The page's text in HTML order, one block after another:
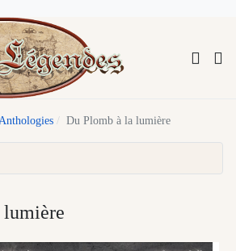
Du Plomb à la lumière